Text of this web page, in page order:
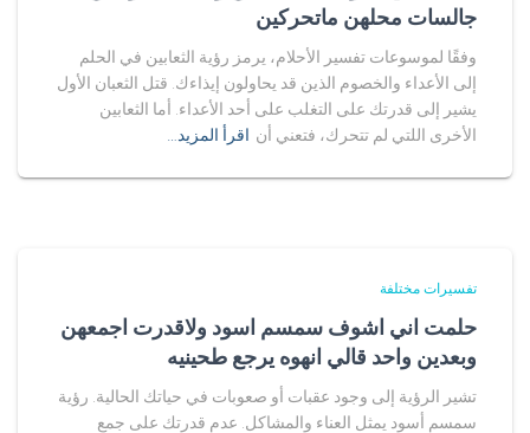
جالسات محلهن ماتحركين
وفقًا لموسوعات تفسير الأحلام، يرمز رؤية الثعابين في الحلم
إلى الأعداء والخصوم الذين قد يحاولون إيذاءك. قتل الثعبان الأول
يشير إلى قدرتك على التغلب على أحد الأعداء. أما الثعابين
الأخرى اللتي لم تتحرك، فتعني أن اقرأ المزيد…
تفسيرات مختلفة
حلمت اني اشوف سمسم اسود ولاقدرت اجمعهن
وبعدين واحد قالي انهوه يرجع طحينيه
تشير الرؤية إلى وجود عقبات أو صعوبات في حياتك الحالية. رؤية
سمسم أسود يمثل العناء والمشاكل. عدم قدرتك على جمع